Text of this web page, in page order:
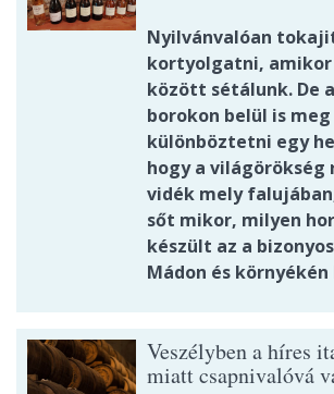
Nyilvánvalóan
kortyolgatni,
között sétálunk. De
borokon belül is
különböztetni egy
hogy a világörökség
vidék mely
sőt mikor, milyen
készült az a
Mádon és
Veszélyben a híres
miatt csapnivalóvá